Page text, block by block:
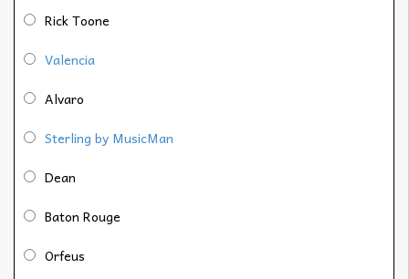
Rick Toone
Valencia
Alvaro
Sterling by MusicMan
Dean
Baton Rouge
Orfeus